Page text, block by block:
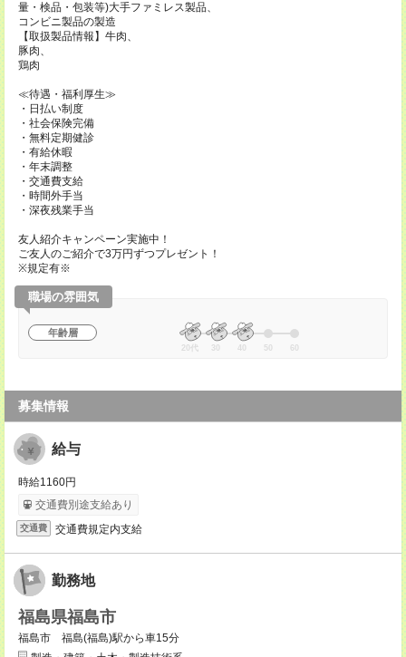
量・検品・包装等)大手ファミレス製品、
コンビニ製品の製造
【取扱製品情報】牛肉、
豚肉、
鶏肉
≪待遇・福利厚生≫
・日払い制度
・社会保険完備
・無料定期健診
・有給休暇
・年末調整
・交通費支給
・時間外手当
・深夜残業手当
友人紹介キャンペーン実施中！
ご友人のご紹介で3万円ずつプレゼント！
※規定有※
職場の雰囲気
年齢層
20代 30 40 50 60
募集情報
給与
時給1160円
交通費別途支給あり
交通費 交通費規定内支給
勤務地
福島県福島市
福島市 福島(福島)駅から車15分